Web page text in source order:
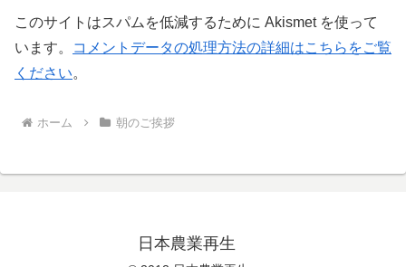
このサイトはスパムを低減するために Akismet を使って
います。
コメントデータの処理方法の詳細はこちらをご覧
ください。
ホーム 朝のご挨拶
日本農業再生